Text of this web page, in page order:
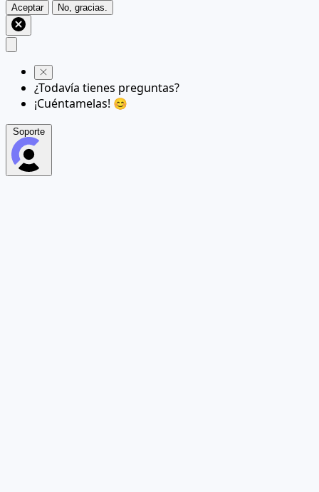
Aceptar No, gracias.
¿Todavía tienes preguntas?
¡Cuéntamelas! 😊
Soporte